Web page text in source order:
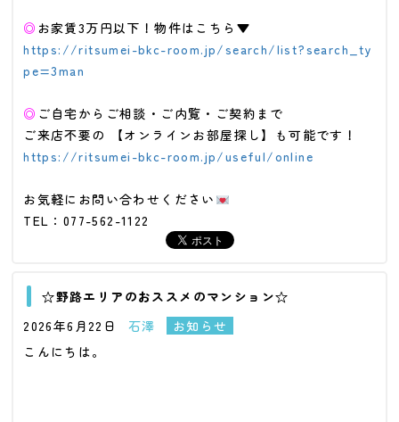
◎ お家賃3万円以下！物件はこちら▼
https://ritsumei-bkc-room.jp/search/list?search_ty
pe=3man
◎ ご自宅からご相談・ご内覧・ご契約まで
ご来店不要の 【オンラインお部屋探し】も可能です！
https://ritsumei-bkc-room.jp/useful/online
お気軽にお問い合わせください
TEL：077-562-1122
☆野路エリアのおススメのマンション☆
2026年6月22日
石澤
お知らせ
こんにちは。